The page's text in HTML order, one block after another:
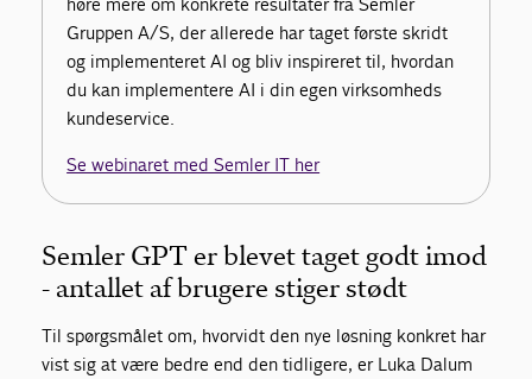
Gruppen A/S, der allerede har taget første skridt
og implementeret AI og bliv inspireret til, hvordan
du kan implementere AI i din egen virksomheds
kundeservice.
Se webinaret med Semler IT her
Semler GPT er blevet taget godt imod
- antallet af brugere stiger stødt
Til spørgsmålet om, hvorvidt den nye løsning konkret har
vist sig at være bedre end den tidligere, er Luka Dalum